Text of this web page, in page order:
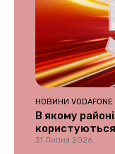
НОВИНИ VODAFONE
В якому
31 Липня 2026